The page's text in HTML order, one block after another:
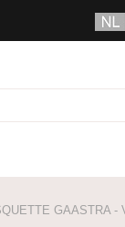
GAASTRA -